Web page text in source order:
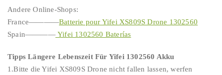
Andere Online-Shops:
France————Batterie pour Yifei XS809S Drone 1302560
Spain————Yifei 1302560 Baterías
Tipps Längere Lebenszeit Für Yifei 1302560 Akku
1.Bitte die Yifei XS809S Drone nicht fallen lassen, werfen